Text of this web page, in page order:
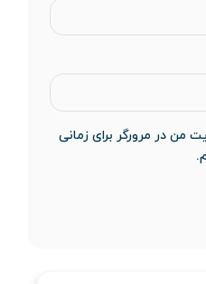
من در مرورگر برای زمانی